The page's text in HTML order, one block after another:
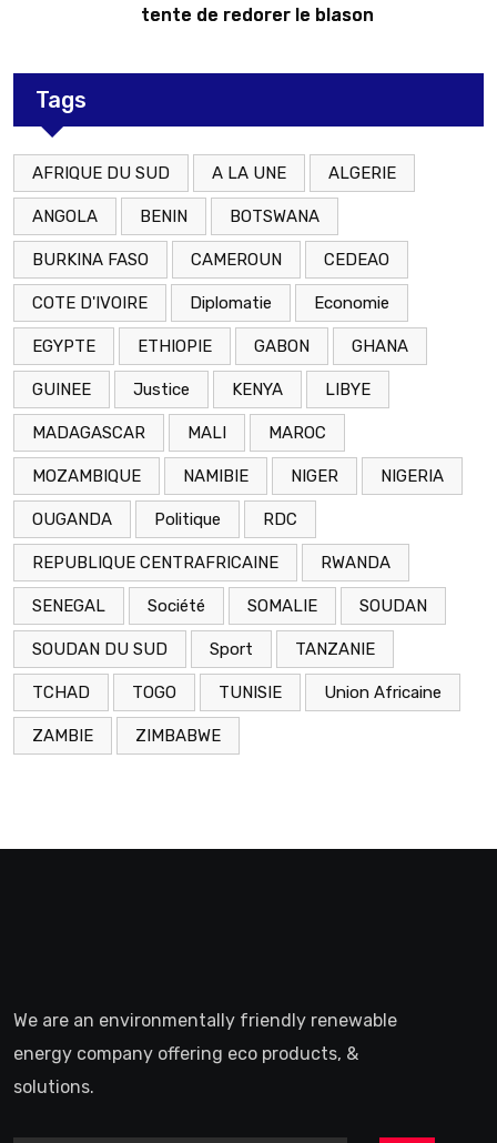
tente de redorer le blason
Tags
AFRIQUE DU SUD A LA UNE ALGERIE
ANGOLA BENIN BOTSWANA
BURKINA FASO CAMEROUN CEDEAO
COTE D'IVOIRE Diplomatie Economie
EGYPTE ETHIOPIE GABON GHANA
GUINEE Justice KENYA LIBYE
MADAGASCAR MALI MAROC
MOZAMBIQUE NAMIBIE NIGER NIGERIA
OUGANDA Politique RDC
REPUBLIQUE CENTRAFRICAINE RWANDA
SENEGAL Société SOMALIE SOUDAN
SOUDAN DU SUD Sport TANZANIE
TCHAD TOGO TUNISIE Union Africaine
ZAMBIE ZIMBABWE
We are an environmentally friendly renewable
energy company offering eco products, &
solutions.